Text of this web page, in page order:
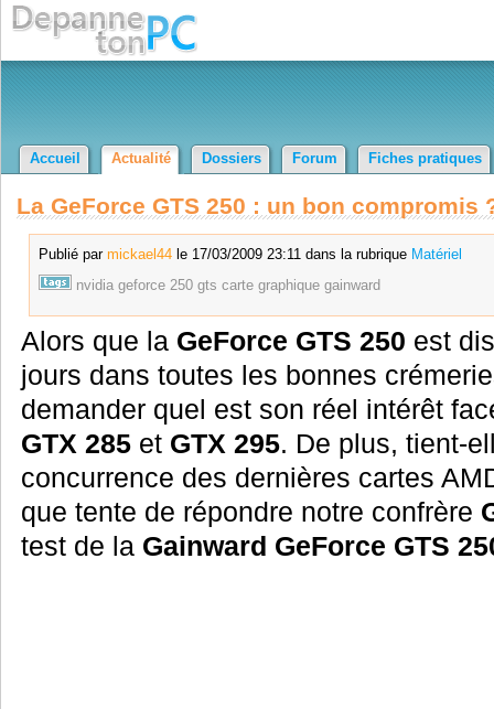
Accueil Actualité Dossiers Forum Fiches pratiques
La GeForce GTS 250 : un bon compromis
Publié par mickael44le 17/03/2009 23:11 dans la rubrique Matériel
nvidia geforce 250 gts carte graphique gainward
Alors que la GeForce GTS 250 est
jours dans toutes les bonnes
demander quel est son réel intérêt
GTX 285et GTX 295. De plus, tient-
concurrence des dernières cartes
que tente de répondre notre confrère
test de la Gainward GeForce GTS